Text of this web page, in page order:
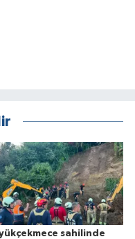
sahilinde